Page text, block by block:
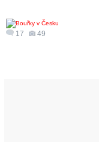
17 49